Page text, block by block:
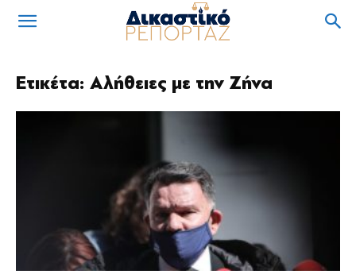
Ετικέτα: Αλήθειες με την Ζήνα